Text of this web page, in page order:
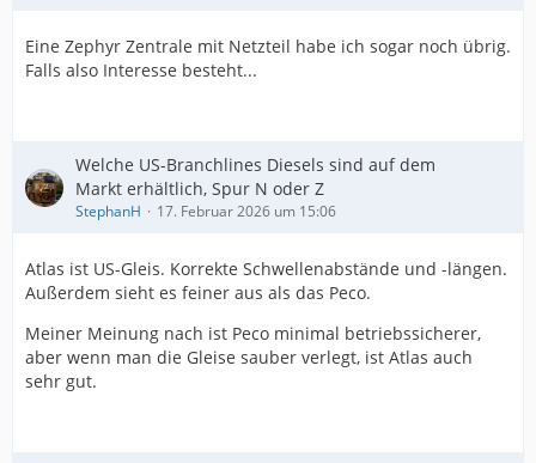
Eine Zephyr Zentrale mit Netzteil habe ich sogar noch übrig.
Falls also Interesse besteht...
Welche US-Branchlines Diesels sind auf dem
Markt erhältlich, Spur N oder Z
StephanH 17. Februar 2026 um 15:06
Atlas ist US-Gleis. Korrekte Schwellenabstände und -längen.
Außerdem sieht es feiner aus als das Peco.
Meiner Meinung nach ist Peco minimal betriebssicherer,
aber wenn man die Gleise sauber verlegt, ist Atlas auch
sehr gut.